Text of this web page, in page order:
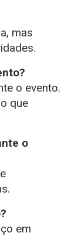
mas
o evento.
que
o
em